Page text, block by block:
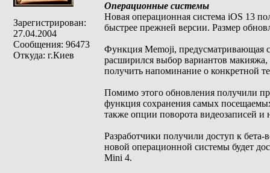
Зарегистрирован:
27.04.2004
Сообщения: 96473
Откуда: г.Киев
Операционные системы
Новая операционная система iOS 13
быстрее прежней версии. Размер
Функция Memoji, предусматривающая
расширился выбор вариантов
получить напоминание о конкретной
Помимо этого обновления получили
функция сохранения самых
также опции поворота видеозаписей и
Разработчики получили доступ к
новой операционной системы будет
Mini 4.